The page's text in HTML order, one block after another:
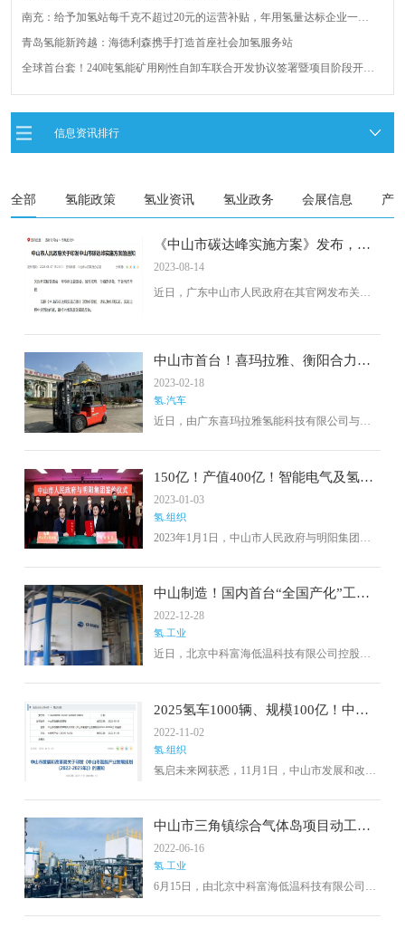
南充：给予加氢站每千克不超过20元的运营补贴，年用氢量达标企业一次
青岛氢能新跨越：海德利森携手打造首座社会加氢服务站
全球首台套！240吨氢能矿用刚性自卸车联合开发协议签署暨项目阶段开发
新疆俊瑞温宿规模化制绿氢项目开工仪式在温宿县成功举办
产业发展举办交流会
广州开发区、黄埔区发布措施降低车用氢气终端销售价格
信息资讯排行
全部 氢能政策 氢业资讯 氢业政务 会展信息 产
《中山市碳达峰实施方案》发布，大
力发展氢能产业并推动交通低碳发
2023-08-14
近日，广东中山市人民政府在其官网发布关于
中山市首台！喜玛拉雅、衡阳合力联
合研发氢燃料电池叉车成功上牌
2023-02-18
氢.汽车
近日，由广东喜玛拉雅氢能科技有限公司与衡
燃料电池叉车在粤港澳大湾区正式获得“身份标
识”完成上牌，这也是中山市本地首台完成上牌
的氢燃料电池工业车辆。
150亿！产值400亿！智能电气及氢能
产业园等新能源项目花落中山
2023-01-03
氢.组织
2023年1月1日，中山市人民政府与明阳集团举
最终落户中山。根据共识，明阳集团将投资建
设十条全球第三代异质结太阳能发电装备智能
生产线、智能电气及氢能产业园一期、双碳经
济产业园一期等高端装备制造项目。
中山制造！国内首台“全国产化”工业
用液氢装置调试投产
2022-12-28
氢.工业
近日，北京中科富海低温科技有限公司控股子
天液氢工厂项目在安徽省完成调试投产，并成
功产出液氢，产量和纯度均达到设计要求。本
次投产的氢液化器设备是国内首台套全国产
化、获得生产许可的工业用液氢装置，产自中
山翠亨新区得中科富海（中山）低温装备制造
有限公司。
2025氢车1000辆、规模100亿！中山
市氢能产业发展规划(2022-2025年)发
布
2022-11-02
氢.组织
氢启未来网获悉，11月1日，中山市发展和改革
(2022-2025年)》的通知。
中山市三角镇综合气体岛项目动工，
未来将建成氦资源和氢能供应基地
2022-06-16
氢.工业
6月15日，由北京中科富海低温科技有限公司投
工建设。将建设中山市第一个氦资源和氢能供